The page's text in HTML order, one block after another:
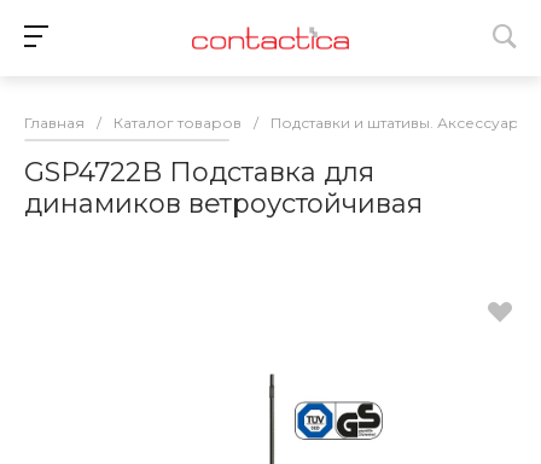
Главная / Каталог товаров / Подставки и штативы. Аксессуары
GSP4722B Подставка для
динамиков ветроустойчивая